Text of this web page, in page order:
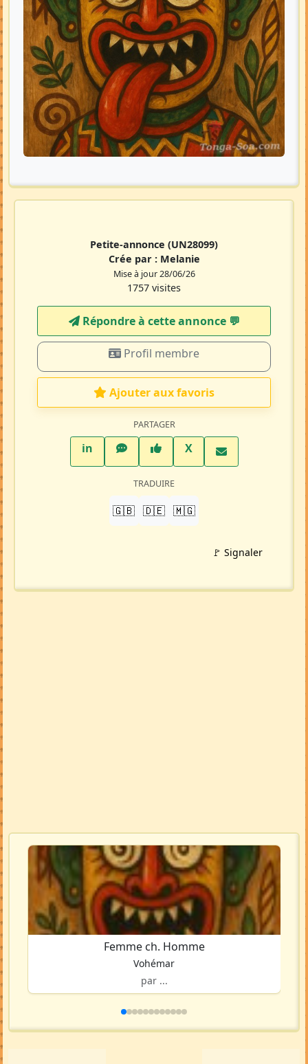
Petite-annonce (UN28099)
Crée par : Melanie
Mise à jour 28/06/26
1757 visites
Répondre à cette annonce 💬​
Profil membre
Ajouter aux favoris
PARTAGER
inLinkedInWhatsAppFacebook
XTwitter X
TRADUIRE
🇬🇧 🇩🇪 🇲🇬
🚩 Signaler
Femme ch. Homme
Vohémar
par ...